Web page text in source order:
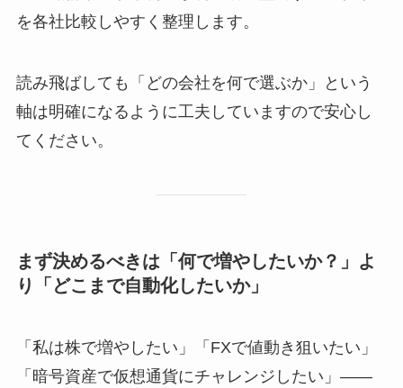
を各社比較しやすく整理します。
読み飛ばしても「どの会社を何で選ぶか」という
軸は明確になるように工夫していますので安心し
てください。
まず決めるべきは「何で増やしたいか？」よ
り「どこまで自動化したいか」
「私は株で増やしたい」「FXで値動き狙いたい」
「暗号資産で仮想通貨にチャレンジしたい」――